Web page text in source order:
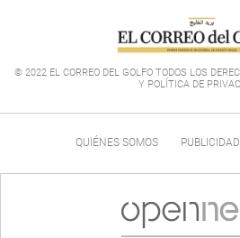
© 2022 EL CORREO DEL GOLFO TODOS LOS
Y POLÍTICA DE
QUIÉNES SOMOS PUBLICIDAD